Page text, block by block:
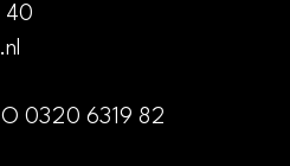
40
0320 6319 82